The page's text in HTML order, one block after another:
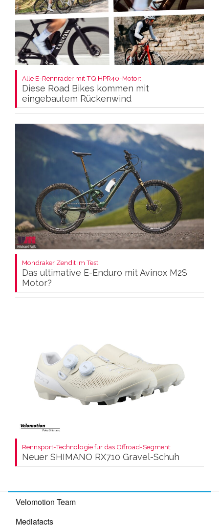
Alle E-Rennräder mit TQ HPR40-Motor:
Diese Road Bikes kommen mit
eingebautem Rückenwind
Mondraker Zendit im Test:
Das ultimative E-Enduro mit Avinox M2S
Motor?
Rennsport-Technologie für das Offroad-Segment:
Neuer SHIMANO RX710 Gravel-Schuh
Velomotion Team
Mediafacts